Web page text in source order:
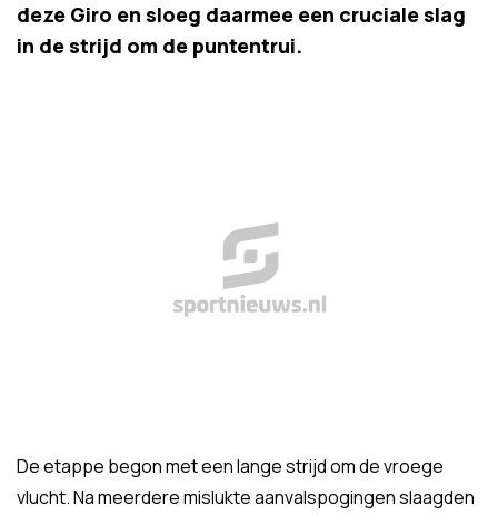
deze Giro en sloeg daarmee een cruciale slag
in de strijd om de puntentrui.
De etappe begon met een lange strijd om de vroege
vlucht. Na meerdere mislukte aanvalspogingen slaagden